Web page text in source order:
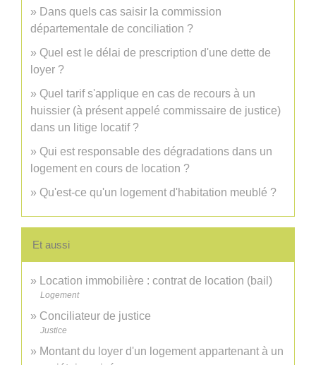
Dans quels cas saisir la commission
départementale de conciliation ?
Quel est le délai de prescription d'une dette de
loyer ?
Quel tarif s'applique en cas de recours à un
huissier (à présent appelé commissaire de justice)
dans un litige locatif ?
Qui est responsable des dégradations dans un
logement en cours de location ?
Qu'est-ce qu'un logement d'habitation meublé ?
Et aussi
Location immobilière : contrat de location (bail)
Logement
Conciliateur de justice
Justice
Montant du loyer d'un logement appartenant à un